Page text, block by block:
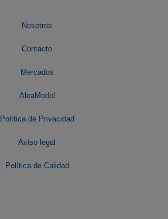
Nosotros
Contacto
Mercados
AleaModel
Política de Privacidad
Aviso legal
Política de Calidad